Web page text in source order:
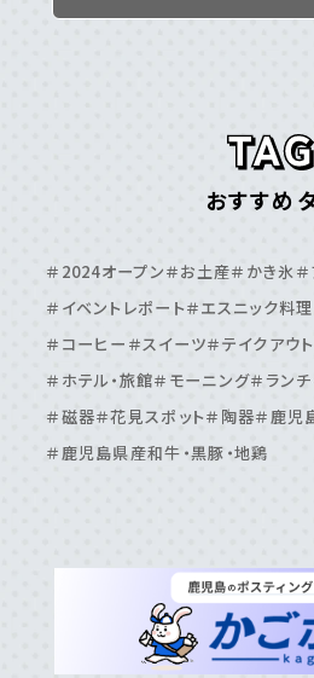
離島
＃伊集院周辺
＃吉⽥・吉野周辺
＃桜島周辺
＃鴨池・与次郎周辺
おすすめ
＃2024オープン＃お土産＃かき氷
＃イベントレポート＃エスニック料理
＃コーヒー ＃スイーツ＃テイクアウト
＃ホテル・旅館＃モーニング＃ランチ
＃磁器＃花見スポット＃陶器＃鹿児
＃鹿児島県産和牛・黒豚・地鶏